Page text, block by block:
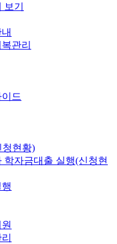
기
관리
드
청현황)
학자금대출 실행(신청현